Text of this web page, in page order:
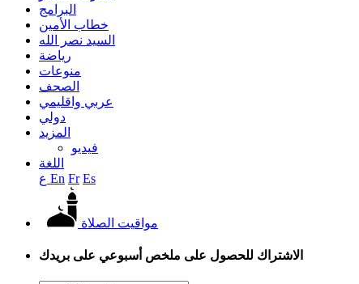
البرامج
خطاب الأمين
السيد نصر الله
رياضة
منوعات
الصحف
عربي واقليمي
دولي
المزيد
فيديو
اللغة
En Fr Es
مواقيت الصلاة
الاشتراك للحصول على ملخص أسبوعي على بريدك